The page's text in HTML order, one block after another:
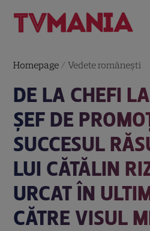
Homepage /Vedete româneşti
DE LA CHEFI
ȘEF DE
SUCCESUL
LUI CĂTĂLIN
URCAT ÎN
CĂTRE VISUL